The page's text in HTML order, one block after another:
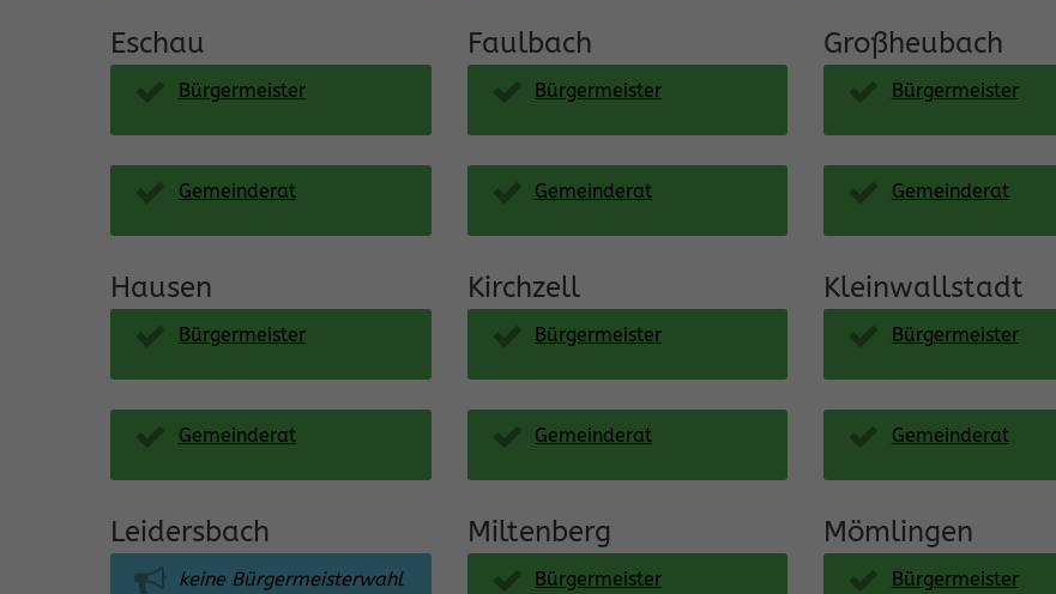
Eschau
Bürgermeister
Gemeinderat
Faulbach
Bürgermeister
Gemeinderat
Großheubach
Bürgermeister
Gemeinderat
Hausen
Bürgermeister
Gemeinderat
Kirchzell
Bürgermeister
Gemeinderat
Kleinwallstadt
Bürgermeister
Gemeinderat
Leidersbach
keine Bürgermeisterwahl
Miltenberg
Bürgermeister
Mömlingen
Bürgermeister